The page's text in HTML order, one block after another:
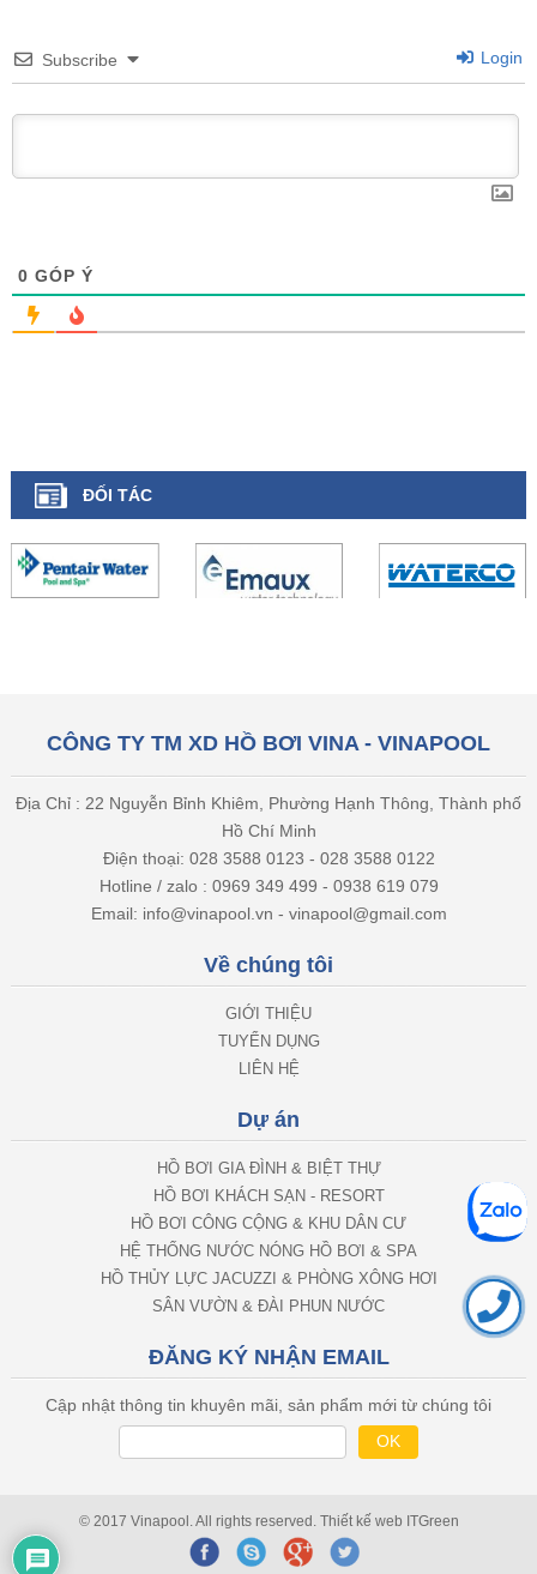
Subscribe Login
0 GÓP Ý
ĐỐI TÁC
CÔNG TY TM XD HỒ BƠI VINA - VINAPOOL
Địa Chỉ : 22 Nguyễn Bỉnh Khiêm, Phường Hạnh Thông, Thành phố
Hồ Chí Minh
Điện thoại: 028 3588 0123 - 028 3588 0122
Hotline / zalo : 0969 349 499 - 0938 619 079
Email: info@vinapool.vn - vinapool@gmail.com
Về chúng tôi
GIỚI THIỆU
TUYỂN DỤNG
LIÊN HỆ
Dự án
HỒ BƠI GIA ĐÌNH & BIỆT THỰ
HỒ BƠI KHÁCH SẠN - RESORT
HỒ BƠI CÔNG CỘNG & KHU DÂN CƯ
HỆ THỐNG NƯỚC NÓNG HỒ BƠI & SPA
HỒ THỦY LỰC JACUZZI & PHÒNG XÔNG HƠI
SÂN VƯỜN & ĐÀI PHUN NƯỚC
ĐĂNG KÝ NHẬN EMAIL
Cập nhật thông tin khuyên mãi, sản phẩm mới từ chúng tôi
© 2017 Vinapool. All rights reserved. Thiết kế web ITGreen